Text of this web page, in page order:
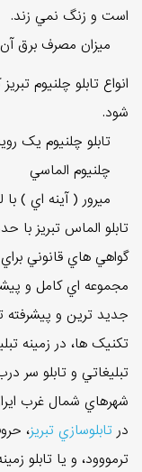
است و زنگ نمي زند.
ميزان مصرف برق
انواع تابلو چلنيوم
شود.
تابلو چلنيوم يک
چلنيوم الماسي
ميرور ( آينه اي ) با
تابلو الماس تبريز
گواهي هاي قانوني
مجموعه اي کامل و
جديد ترين و پيشرفته
تکنيک ها، در زمينه
تبليغاتي و تابلو سر
شهرهاي شمال غرب
در تابلوسازي تبريز،
ترمووود، و يا تابلو